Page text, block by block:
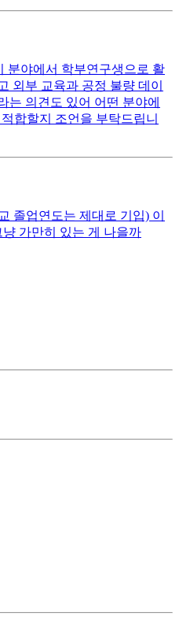
분야에서 학부연구생으로 활
외부 교육과 공정 불량 데이
는 의견도 있어 어떤 분야에
합할지 조언을 부탁드립니
졸업연도는 제대로 기입) 이
가만히 있는 게 나을까